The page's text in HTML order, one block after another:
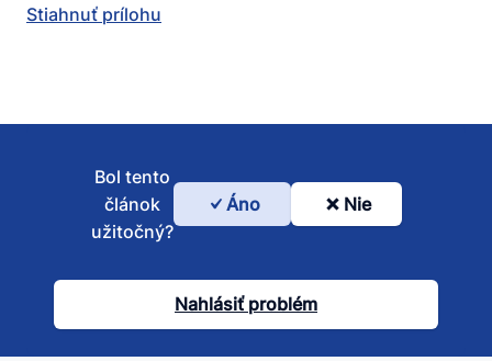
Stiahnuť prílohu
Bol
článok
užitočný?
Bol tento
článok
užitočný?
Áno Nie
Nahlásiť problém